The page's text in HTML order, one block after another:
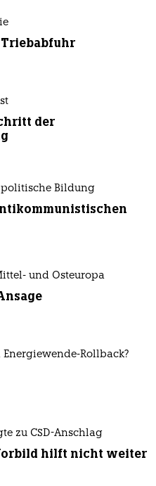
der
Bildung
und Osteuropa
Rollback?
zu CSD-Anschlag
hilft nicht weiter